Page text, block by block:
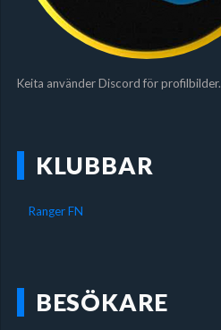
Keita använder Discord för profilbilder.
KLUBBAR
Ranger FN
BESÖKARE